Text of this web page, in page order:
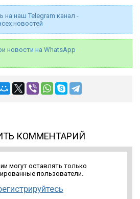
на наш Telegram канал -
новостей
новости на WhatsApp
КОММЕНТАРИЙ
могут оставлять только
пользователи.